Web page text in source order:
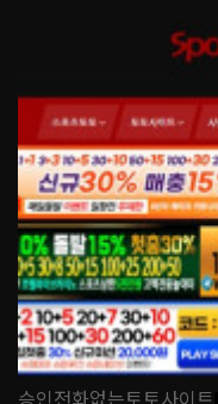
승인전화없는토토사이트